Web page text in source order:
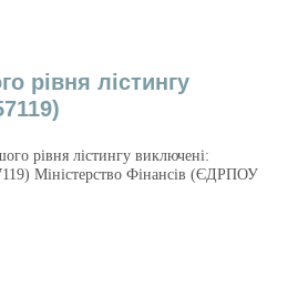
іменна (ISIN UA5000016726)
рівня лістингу
рівня лістингу виключені:
Міністерство Фінансів (ЄДРПОУ